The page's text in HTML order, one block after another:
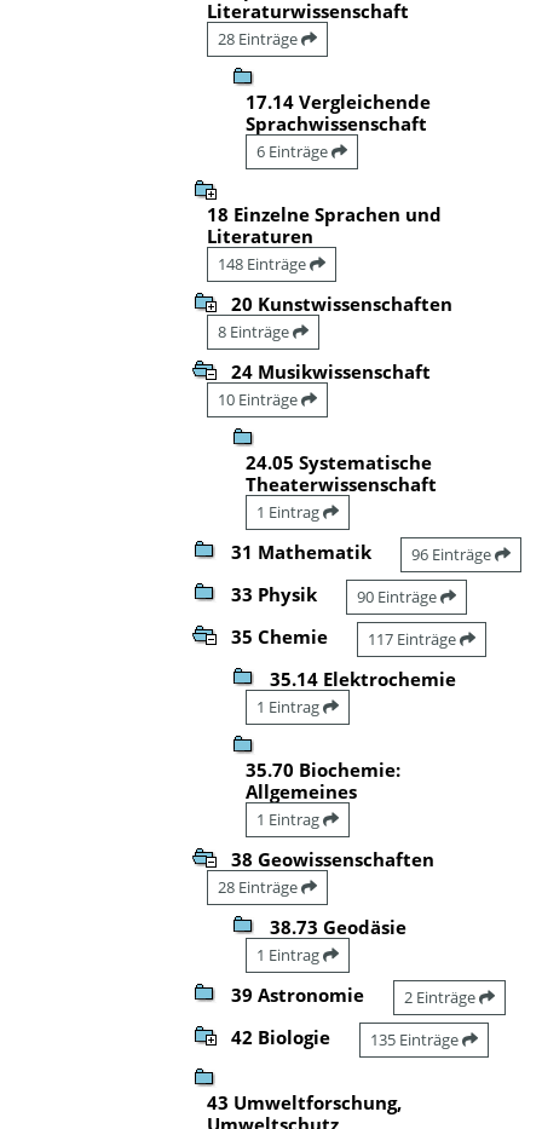
Literaturwissenschaft
28 Einträge
17.14 Vergleichende
Sprachwissenschaft
6 Einträge
18 Einzelne Sprachen und
Literaturen
148 Einträge
20 Kunstwissenschaften
8 Einträge
24 Musikwissenschaft
10 Einträge
24.05 Systematische
Theaterwissenschaft
1 Eintrag
31 Mathematik 96 Einträge
33 Physik 90 Einträge
35 Chemie 117 Einträge
35.14 Elektrochemie
1 Eintrag
35.70 Biochemie:
Allgemeines
1 Eintrag
38 Geowissenschaften
28 Einträge
38.73 Geodäsie
1 Eintrag
39 Astronomie 2 Einträge
42 Biologie 135 Einträge
43 Umweltforschung,
Umweltschutz